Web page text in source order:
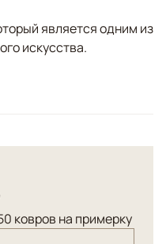
является одним из
искусства.
узел,
ковров на примерку